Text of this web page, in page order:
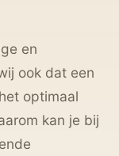
en
ook dat een
optimaal
kan je bij